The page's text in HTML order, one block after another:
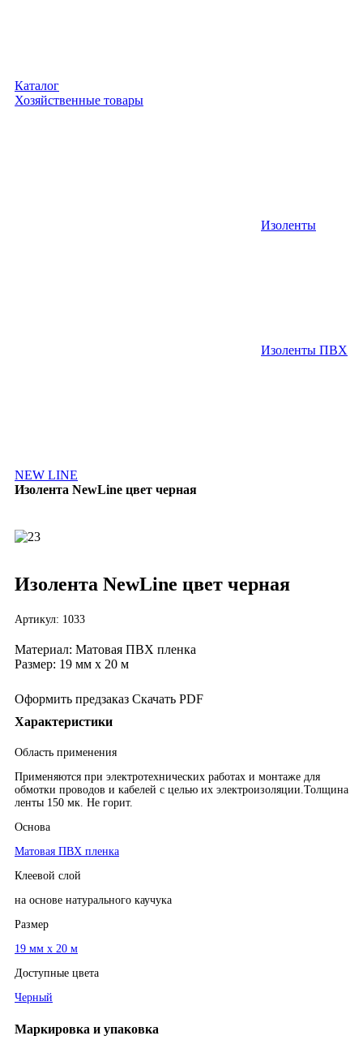
Каталог
Хозяйственные товары
Изоленты
Изоленты ПВХ
NEW LINE
Изолента NewLine цвет черная
Изолента NewLine цвет черная
Артикул: 1033
Материал: Матовая ПВХ пленка
Размер: 19 мм х 20 м
Оформить предзаказ Скачать PDF
Характеристики
Область применения
Применяются при электротехнических работах и монтаже для
обмотки проводов и кабелей с целью их электроизоляции.Толщина
ленты 150 мк. Не горит.
Основа
Матовая ПВХ пленка
Клеевой слой
на основе натурального каучука
Размер
19 мм х 20 м
Доступные цвета
Черный
Маркировка и упаковка